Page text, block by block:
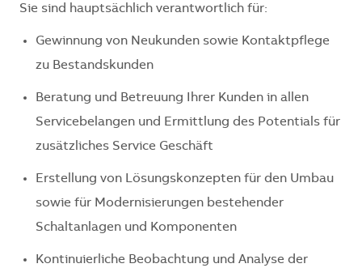
Sie sind hauptsächlich verantwortlich für:
Gewinnung von Neukunden sowie Kontaktpflege
zu Bestandskunden
Beratung und Betreuung Ihrer Kunden in allen
Servicebelangen und Ermittlung des Potentials für
zusätzliches Service Geschäft
Erstellung von Lösungskonzepten für den Umbau
sowie für Modernisierungen bestehender
Schaltanlagen und Komponenten
Kontinuierliche Beobachtung und Analyse der